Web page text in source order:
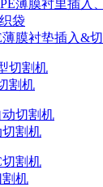
薄膜衬垫插入&
割机
割机
机